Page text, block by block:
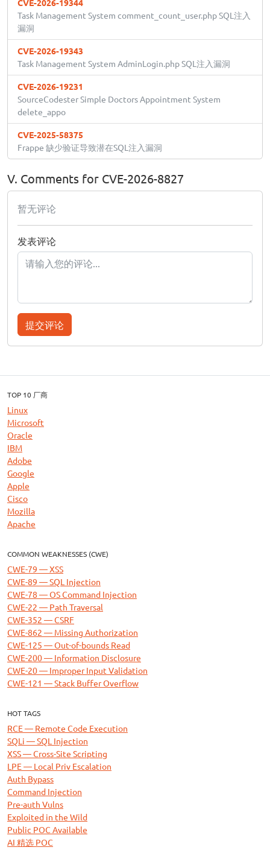
CVE-2026-19344
Task Management System comment_count_user.php SQL注入
漏洞
CVE-2026-19343
Task Management System AdminLogin.php SQL注入漏洞
CVE-2026-19231
SourceCodester Simple Doctors Appointment System
delete_appo
CVE-2025-58375
Frappe 缺少验证导致潜在SQL注入漏洞
V. Comments for CVE-2026-8827
暂无评论
发表评论
提交评论
TOP 10 厂商
Linux
Microsoft
Oracle
IBM
Adobe
Google
Apple
Cisco
Mozilla
Apache
COMMON WEAKNESSES (CWE)
CWE-79 — XSS
CWE-89 — SQL Injection
CWE-78 — OS Command Injection
CWE-22 — Path Traversal
CWE-352 — CSRF
CWE-862 — Missing Authorization
CWE-125 — Out-of-bounds Read
CWE-200 — Information Disclosure
CWE-20 — Improper Input Validation
CWE-121 — Stack Buffer Overflow
HOT TAGS
RCE — Remote Code Execution
SQLi — SQL Injection
XSS — Cross-Site Scripting
LPE — Local Priv Escalation
Auth Bypass
Command Injection
Pre-auth Vulns
Exploited in the Wild
Public POC Available
AI 精选 POC